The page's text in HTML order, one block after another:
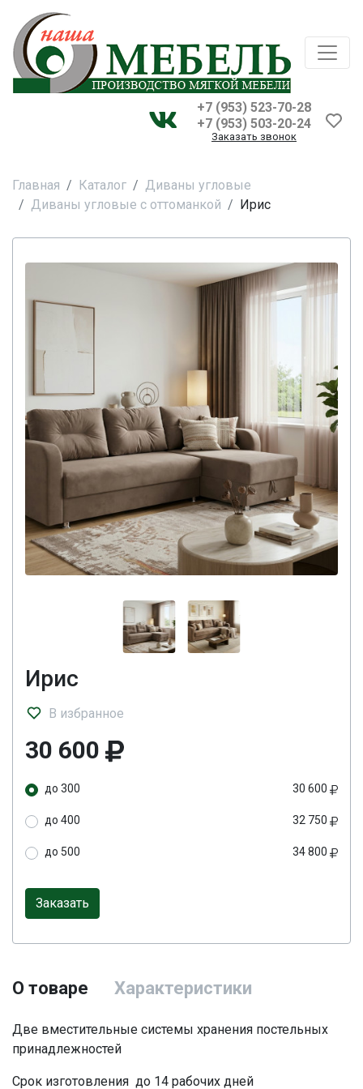
+7 (953) 523-70-28
+7 (953) 503-20-24
Заказать звонок
Главная Каталог
Диваны угловые
Диваны угловые с оттоманкой
Ирис
Ирис
В избранное
30 600
до 300 30 600
до 400 32 750
до 500 34 800
Заказать
О товаре Характеристики
Две вместительные системы хранения постельных
принадлежностей
Срок изготовления до 14 рабочих дней